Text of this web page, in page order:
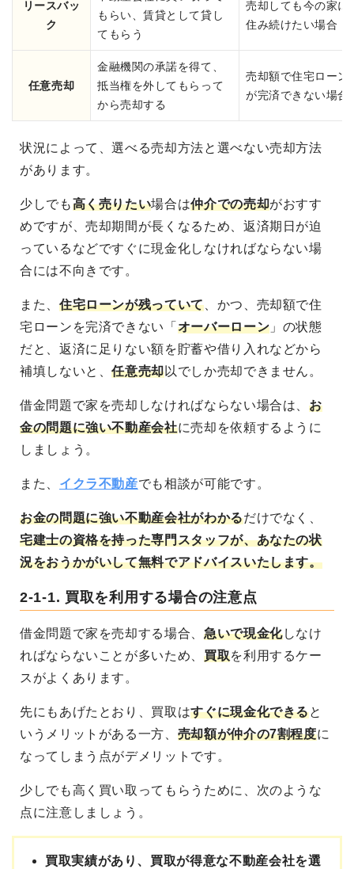
リースバッ
ク
もらい、賃貸として貸し
てもらう
売却しても今の家に
住み続けたい場合
任意売却
金融機関の承諾を得て、
抵当権を外してもらって
から売却する
売却額で住宅ローン
が完済できない場合
状況によって、選べる売却方法と選べない売却方法
があります。
少しでも高く売りたい場合は仲介での売却がおすす
めですが、売却期間が長くなるため、返済期日が迫
っているなどですぐに現金化しなければならない場
合には不向きです。
また、 住宅ローンが残っていて、かつ、売却額で住
宅ローンを完済できない「 オーバーローン 」の状態
だと、返済に足りない額を貯蓄や借り入れなどから
補填しないと、任意売却以でしか売却できません。
借金問題で家を売却しなければならない場合は、お
金の問題に強い不動産会社に売却を依頼するように
しましょう。
また、 イクラ不動産でも相談が可能です。
お金の問題に強い不動産会社がわかるだけでなく、
宅建士の資格を持った専門スタッフが、あなたの状
況をおうかがいして無料でアドバイスいたします。
2-1-1. 買取を利用する場合の注意点
借金問題で家を売却する場合、 急いで現金化しなけ
ればならないことが多いため、 買取を利用するケー
スがよくあります。
先にもあげたとおり、買取はすぐに現金化できると
いうメリットがある一方、 売却額が仲介の7割程度に
なってしまう点がデメリットです。
少しでも高く買い取ってもらうために、次のような
点に注意しましょう。
買取実績があり、買取が得意な不動産会社を選